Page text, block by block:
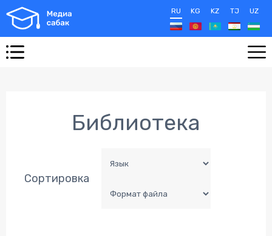
RU KG KZ TJ UZ
Библиотека
Сортировка